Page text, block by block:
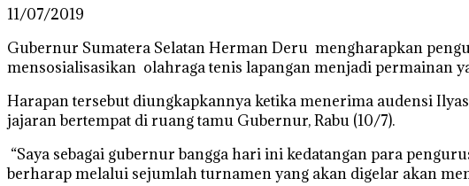
11/07/2019
Gubernur Sumatera Selatan Herman Deru mengharapkan
mensosialisasikan olahraga tenis lapangan menjadi permainan
Harapan tersebut diungkapkannya ketika menerima audensi
jajaran bertempat di ruang tamu Gubernur, Rabu (10/7).
“Saya sebagai gubernur bangga hari ini kedatangan para
berharap melalui sejumlah turnamen yang akan digelar akan